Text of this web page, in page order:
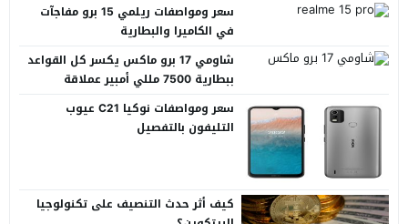
سعر ومواصفات ريلمي 15 برو مفاجآت
في الكاميرا والبطارية
شاومي 17 برو ماكس يكسر كل القواعد
ببطارية 7500 مللي أمبير عملاقة
سعر ومواصفات نوكيا C21 عيوب
التليفون بالتفصيل
كيف أثر حدث التنصيف على تكنولوجيا